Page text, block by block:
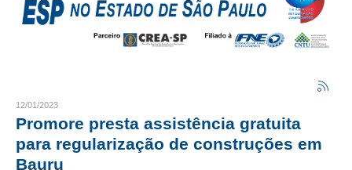
PALAVRA DO PRESIDENTE
LIVRO GESTÃO 2026-2029
SUBSEDES SINDICAIS
GALERIA EX-PRESIDENTES
12/01/2023
Promore presta assistência gratuita
para regularização de construções em
Bauru